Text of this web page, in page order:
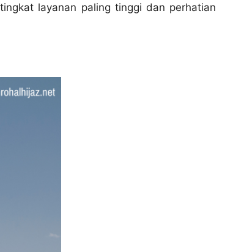
layanan paling tinggi dan perhatian